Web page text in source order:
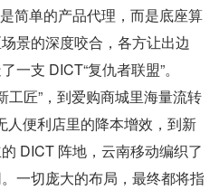
简单的产品代理，而是底座算
景的深度咬合，各方让出边
一支 DICT“复仇者联盟”。
工匠”，到爱购商城里海量流转
人便利店里的降本增效，到新
DICT 阵地，云南移动编织了
一切庞大的布局，最终都将指